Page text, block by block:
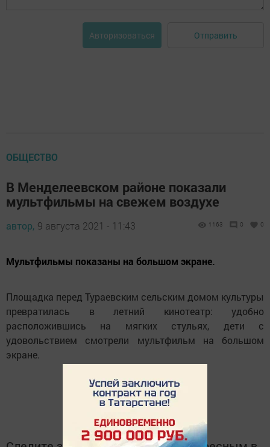
Авторизоваться Отправить
ОБЩЕСТВО
В Менделеевском районе показали
мультфильмы на свежем воздухе
автор, 9 августа 2021 - 11:43 1163 0 0
Мультфильмы показаны на большом экране.
Площадка перед Тураевским сельским домом культуры
превратилась в летний кинотеатр: удобно
расположившись на мягких стульях, дети с
удовольствием смотрели мультфильм на большом
экране.